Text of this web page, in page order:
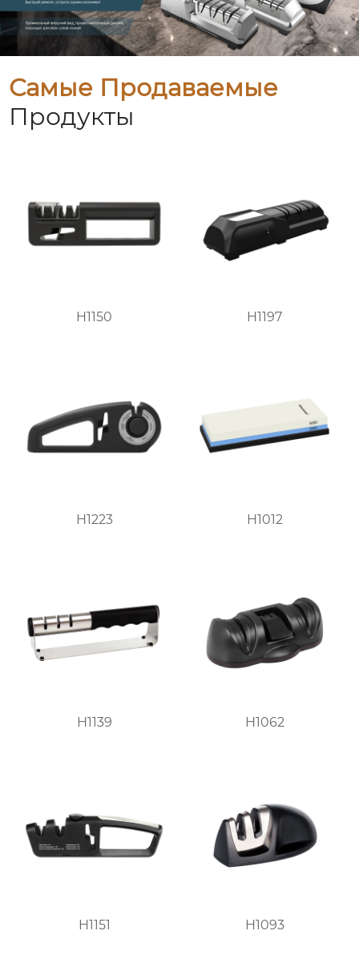
Самые Продаваемые
Продукты
H1150 H1197
H1223 H1012
H1139 H1062
H1151 H1093